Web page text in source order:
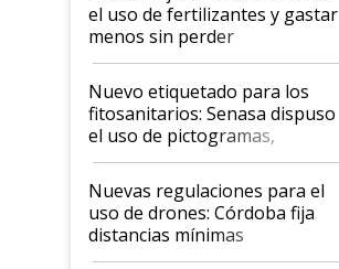
el uso de fertilizantes y gastar
menos sin perder
productividad en la campaña
fina
Nuevo etiquetado para los
fitosanitarios: Senasa dispuso
el uso de pictogramas,
palabras de advertencia e
indicaciones
Nuevas regulaciones para el
uso de drones: Córdoba fija
distancias mínimas